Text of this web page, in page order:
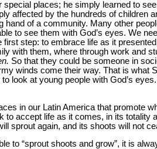
special places; he simply learned to
affected by the hundreds of children
hand of a community. Many other
to see them with God’s eyes. We
first step: to embrace life as it
with them, where through work and
So that they could be someone in
winds come their way. That is what
look at young people with God’s
in our Latin America that promote
to accept life as it comes, in its totality
sprout again, and its shoots will not
to “sprout shoots and grow”, it is